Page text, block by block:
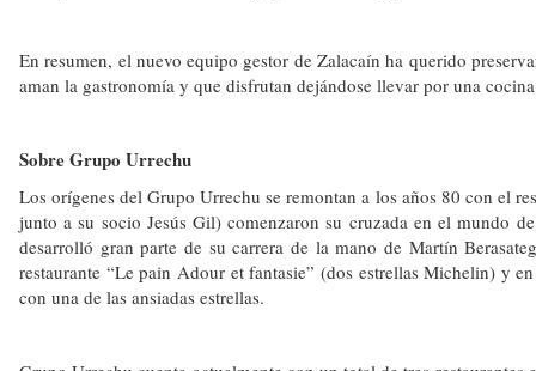
En resumen, el nuevo equipo gestor de Zalacaín ha querido
aman la gastronomía y que disfrutan dejándose llevar por una
Sobre Grupo Urrechu
Los orígenes del Grupo Urrechu se remontan a los años 80 con el
junto a su socio Jesús Gil) comenzaron su cruzada en el mundo
desarrolló gran parte de su carrera de la mano de Martín
restaurante “Le pain Adour et fantasie” (dos estrellas Michelin) y
con una de las ansiadas estrellas.